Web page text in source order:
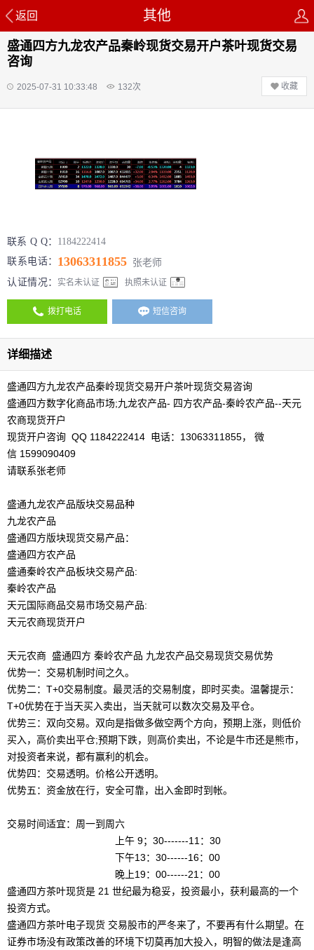
返回 其他
盛通四方九龙农产品秦岭现货交易开户茶叶现货交易
咨询
2025-07-31 10:33:48 132次 收藏
联系 Q Q： 1184222414
联系电话： 13063311855 张老师
认证情况：
实名未认证 执照未认证
拨打电话 短信咨询
详细描述
盛通四方九龙农产品秦岭现货交易开户茶叶现货交易咨询
盛通四方数字化商品市场;九龙农产品- 四方农产品-秦岭农产品--天元
农商现货开户
现货开户咨询 QQ 1184222414 电话：13063311855， 微
信 1599090409
请联系张老师
盛通九龙农产品版块交易品种
九龙农产品
盛通四方版块现货交易产品：
盛通四方农产品
盛通秦岭农产品板块交易产品:
秦岭农产品
天元国际商品交易市场交易产品:
天元农商现货开户
天元农商 盛通四方 秦岭农产品 九龙农产品交易现货交易优势
优势一：交易机制时间之久。
优势二：T+0交易制度。最灵活的交易制度，即时买卖。温馨提示：
T+0优势在于当天买入卖出，当天就可以数次交易及平仓。
优势三：双向交易。双向是指做多做空两个方向，预期上涨，则低价
买入，高价卖出平仓;预期下跌，则高价卖出，不论是牛市还是熊市，
对投资者来说，都有赢利的机会。
优势四：交易透明。价格公开透明。
优势五：资金放在行，安全可靠，出入金即时到帐。
交易时间适宜：周一到周六
上午 9；30-------11：30
下午13：30------16：00
晚上19：00------21：00
盛通四方茶叶现货是 21 世纪最为稳妥，投资最小，获利最高的一个
投资方式。
盛通四方茶叶电子现货 交易股市的严冬来了，不要再有什么期望。在
证券市场没有政策改善的环境下切莫再加大投入，明智的做法是逢高